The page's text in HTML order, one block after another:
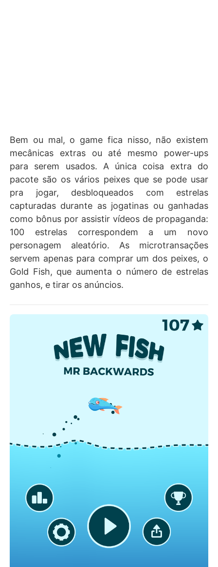
Bem ou mal, o game fica nisso, não existem
mecânicas extras ou até mesmo power-ups
para serem usados. A única coisa extra do
pacote são os vários peixes que se pode usar
pra jogar, desbloqueados com estrelas
capturadas durante as jogatinas ou ganhadas
como bônus por assistir vídeos de propaganda:
100 estrelas correspondem a um novo
personagem aleatório. As microtransações
servem apenas para comprar um dos peixes, o
Gold Fish, que aumenta o número de estrelas
ganhos, e tirar os anúncios.